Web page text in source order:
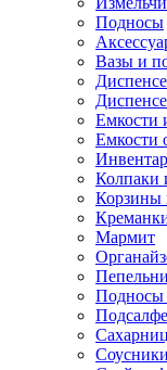
Подносы
Вазы и
Емкости
Емкости
Колпаки
Корзины
Мармит
Подносы